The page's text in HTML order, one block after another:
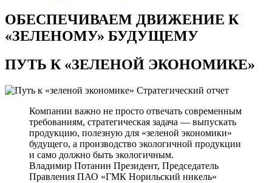
ОБЕСПЕЧИВАЕМ ДВИЖЕНИЕ К
«ЗЕЛЕНОМУ» БУДУЩЕМУ
ПУТЬ К«ЗЕЛЕНОЙ ЭКОНОМИКЕ»
Стратегический отчет
Компании важно не просто отвечать современным
требованиям, стратегическая задача — выпускать
продукцию, полезную для «зеленой экономики»
будущего, а производство экологичной продукции
и само должно быть экологичным.
Владимир Потанин Президент, Председатель
Правления ПАО «ГМК Норильский никель»